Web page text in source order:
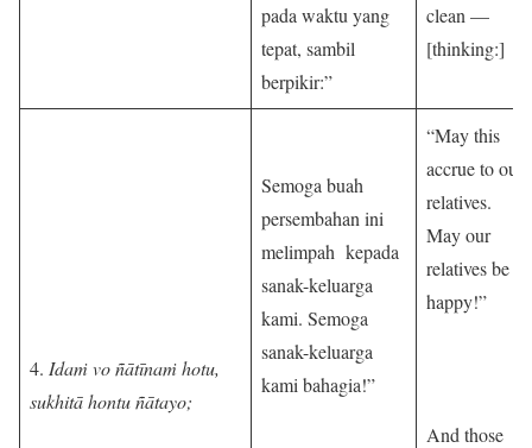
pada waktu yang
tepat, sambil
berpikir:”
clean —
[thinking:]
4. Idaṁ vo ñātīnaṁ hotu,
sukhitā hontu ñātayo;
Semoga buah
persembahan ini
melimpah kepada
sanak-keluarga
kami. Semoga
sanak-keluarga
kami bahagia!”
“May this
accrue to our
relatives.
May our
relatives be
happy!”
And those